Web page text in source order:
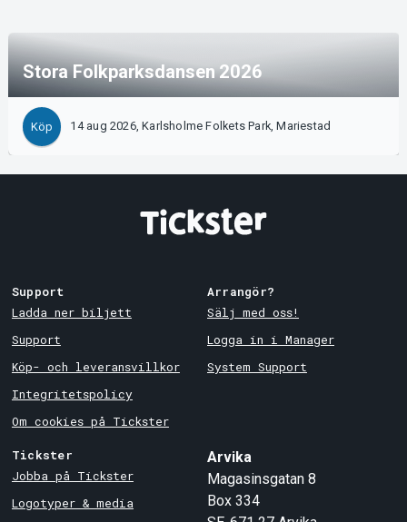
Stora Folkparksdansen 2026
Köp 14 aug 2026, Karlsholme Folkets Park, Mariestad
Support
Ladda ner biljett
Support
Köp- och leveransvillkor
Integritetspolicy
Om cookies på Tickster
Arrangör?
Sälj med oss!
Logga in i Manager
System Support
Tickster
Jobba på Tickster
Logotyper & media
Arvika
Magasinsgatan 8
Box 334